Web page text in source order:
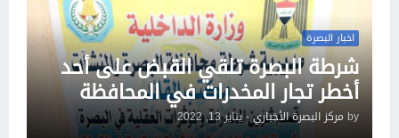
اخبار البصرة
شرطة البصرة تلقي القبض على أحد
أخطر تجار المخدرات في المحافظة
by مركز البصرة الأخباري-يناير 13, 2022